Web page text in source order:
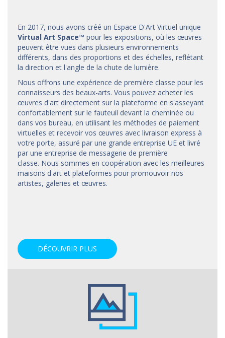
En 2017, nous avons créé un Espace D'Art Virtuel unique
Virtual Art Space™ pour les expositions, où les œuvres
peuvent être vues dans plusieurs environnements
différents, dans des proportions et des échelles, reflétant
la direction et l'angle de la chute de lumière.
Nous offrons une expérience de première classe pour les
connaisseurs des beaux-arts. Vous pouvez acheter les
œuvres d'art directement sur la plateforme en s'asseyant
confortablement sur le fauteuil devant la cheminée ou
dans vos bureau, en utilisant les méthodes de paiement
virtuelles et recevoir vos œuvres avec livraison express à
votre porte, assuré par une grande entreprise UE et livré
par une entreprise de messagerie de première
classe. Nous sommes en coopération avec les meilleures
maisons d'art et plateformes pour promouvoir nos
artistes, galeries et œuvres.
DÉCOUVRIR PLUS